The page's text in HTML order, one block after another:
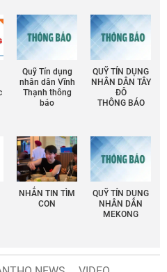
Quỹ Tín dụng
nhân dân Vĩnh
Thạnh thông
báo
QUỸ TÍN DỤNG
NHÂN DÂN TÂY
ĐÔ
THÔNG BÁO
NHẮN TIN TÌM
CON
QUỸ TÍN DỤNG
NHÂN DÂN
MEKONG